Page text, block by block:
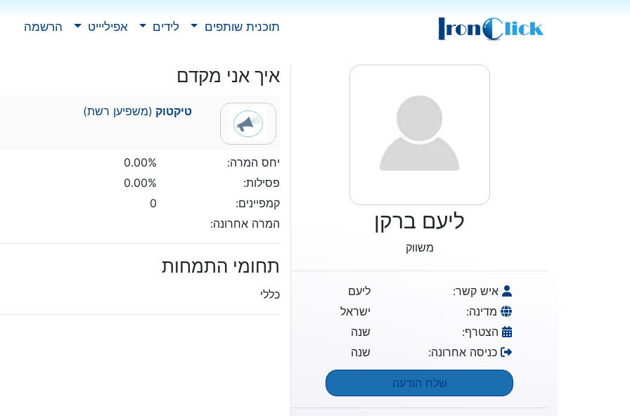
תוכנית שותפים לידים אפיליייט הרשמה
ליעם ברקן
משווק
איש קשר:
ליעם
מדינה:
ישראל
הצטרף:
שנה
כניסה אחרונה:
שנה
שלח הודעה
איך אני מקדם
טיקטוק (משפיען רשת)
יחס המרה:
0.00%
פסילות:
0.00%
קמפיינים:
0
המרה אחרונה:
תחומי התמחות
כללי